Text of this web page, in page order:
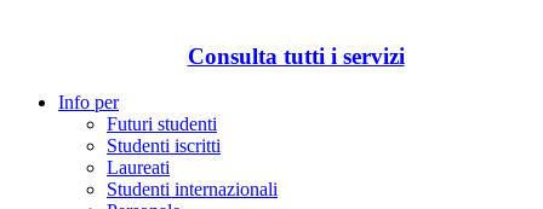
Consulta tutti i servizi
Info per
Futuri studenti
Studenti iscritti
Laureati
Studenti internazionali